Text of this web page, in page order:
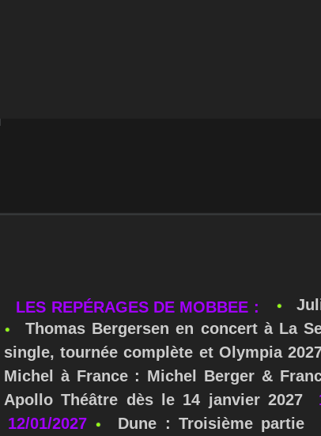
LES REPÉRAGES DE MOBBEE :
Thomas Bergersen en concert à La
single, tournée complète et Olympia
Michel à France : Michel Berger &
Apollo Théâtre dès le 14 janvier 2027
12/01/2027
Dune : Troisième partie